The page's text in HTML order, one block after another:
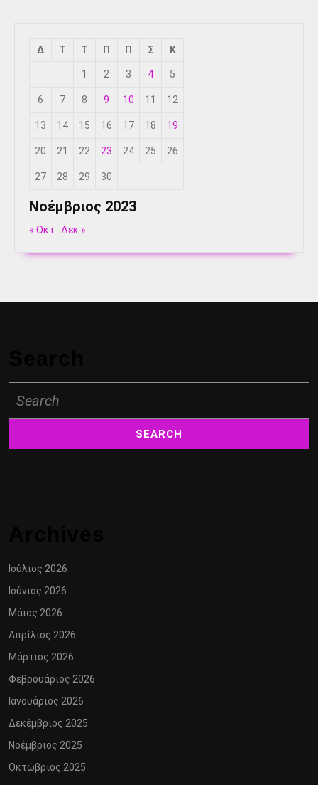
Νοέμβριος 2023
Δ Τ Τ Π Π Σ Κ
1 2 3 4 5
6 7 8 9 10 11 12
13 14 15 16 17 18 19
20 21 22 23 24 25 26
27 28 29 30
« Οκτ Δεκ »
for:
Ιούλιος 2026
Ιούνιος 2026
Μάιος 2026
Απρίλιος 2026
Μάρτιος 2026
Φεβρουάριος 2026
Ιανουάριος 2026
Δεκέμβριος 2025
Νοέμβριος 2025
Οκτώβριος 2025